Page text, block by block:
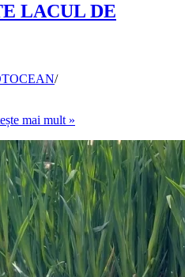
LACUL DE
mai mult »
LACUL
DE
ARGINT